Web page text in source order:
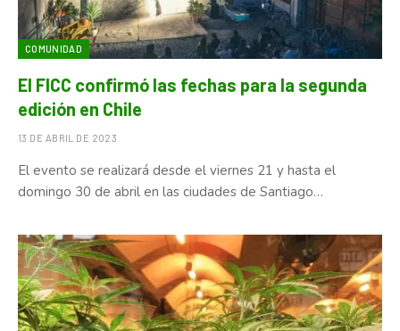
COMUNIDAD
El FICC confirmó las fechas para la segunda
edición en Chile
13 DE ABRIL DE 2023
El evento se realizará desde el viernes 21 y hasta el
domingo 30 de abril en las ciudades de Santiago…